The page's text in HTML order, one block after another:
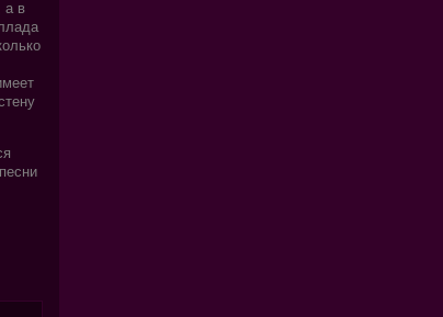
а в